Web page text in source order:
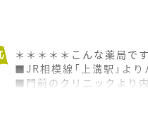
＊＊＊＊＊こんな薬局で
■JR相模線「上溝駅」よ
■門前のクリニックより
を行っております。周囲